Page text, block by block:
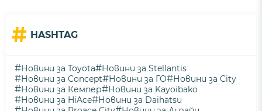
# HASHTAG
#Новини за Toyota#Новини за Stellantis
#Новини за Concept#Новини за ГО#Новини за City
#Новини за Кемпер#Новини за Kayoibako
#Новини за HiAce#Новини за Daihatsu